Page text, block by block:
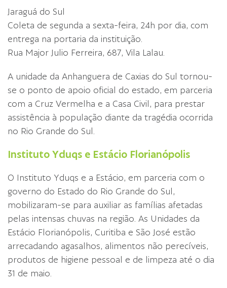
Jaraguá do Sul
Coleta de segunda a sexta-feira, 24h por dia, com
entrega na portaria da instituição.
Rua Major Julio Ferreira, 687, Vila Lalau.
A unidade da Anhanguera de Caxias do Sul tornou-
se o ponto de apoio oficial do estado, em parceria
com a Cruz Vermelha e a Casa Civil, para prestar
assistência à população diante da tragédia ocorrida
no Rio Grande do Sul.
Instituto Yduqs e Estácio Florianópolis
O Instituto Yduqs e a Estácio, em parceria com o
governo do Estado do Rio Grande do Sul,
mobilizaram-se para auxiliar as famílias afetadas
pelas intensas chuvas na região. As Unidades da
Estácio Florianópolis, Curitiba e São José estão
arrecadando agasalhos, alimentos não perecíveis,
produtos de higiene pessoal e de limpeza até o dia
31 de maio.